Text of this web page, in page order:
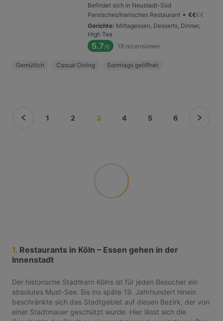
Befindet sich in Neustadt-Süd
Persisches/Iranisches Restaurant • €€€€
Gerichte: Mittagessen, Desserts, Dinner,
High Tea
5.7/6 18 rezensionen
Gemütlich Casual Dining Sonntags geöffnet
1 2 3 4 5 6
1. Restaurants in Köln – Essen gehen in der
Innenstadt
Der historische Stadtkern Kölns ist für jeden Besucher ein
absolutes Must-See. Bis ins späte 19. Jahrhundert hinein
beschränkte sich das Stadtgebiet auf diesen Bezirk, der von
einer Stadtmauer geschützt wurde. Hier lässt sich die